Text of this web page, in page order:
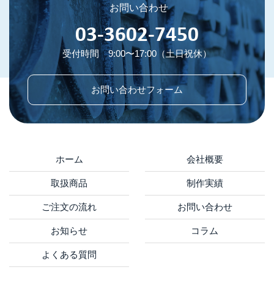
お問い合わせ
03-3602-7450
受付時間 9:00〜17:00（土日祝休）
お問い合わせフォーム
ホーム 会社概要
取扱商品 制作実績
ご注文の流れ お問い合わせ
お知らせ コラム
よくある質問